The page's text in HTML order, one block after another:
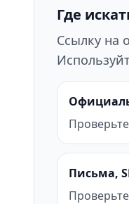
Где
Ссылку на
Письма,